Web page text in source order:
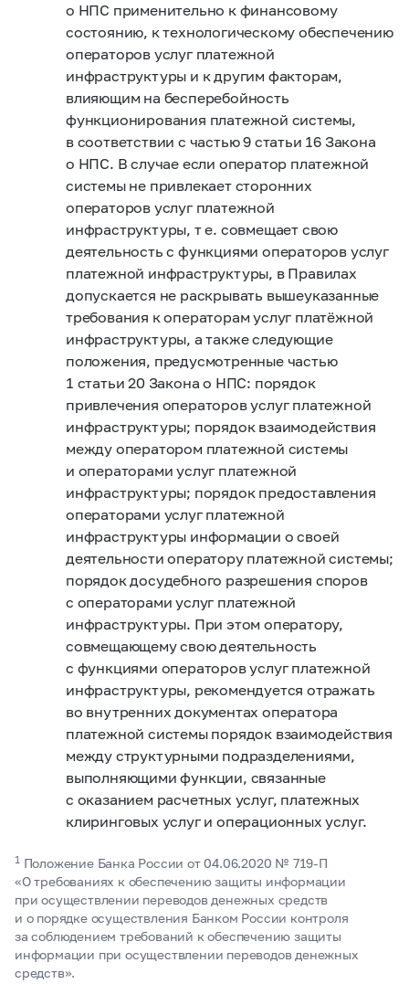
о НПС применительно к финансовому
состоянию, к технологическому обеспечению
операторов услуг платежной
инфраструктуры и к другим факторам,
влияющим на бесперебойность
функционирования платежной системы,
в соответствии с частью 9 статьи 16 Закона
о НПС. В случае если оператор платежной
системы не привлекает сторонних
операторов услуг платежной
инфраструктуры, т е. совмещает свою
деятельность с функциями операторов услуг
платежной инфраструктуры, в Правилах
допускается не раскрывать вышеуказанные
требования к операторам услуг платёжной
инфраструктуры, а также следующие
положения, предусмотренные частью
1 статьи 20 Закона о НПС: порядок
привлечения операторов услуг платежной
инфраструктуры; порядок взаимодействия
между оператором платежной системы
и операторами услуг платежной
инфраструктуры; порядок предоставления
операторами услуг платежной
инфраструктуры информации о своей
деятельности оператору платежной системы;
порядок досудебного разрешения споров
с операторами услуг платежной
инфраструктуры. При этом оператору,
совмещающему свою деятельность
с функциями операторов услуг платежной
инфраструктуры, рекомендуется отражать
во внутренних документах оператора
платежной системы порядок взаимодействия
между структурными подразделениями,
выполняющими функции, связанные
с оказанием расчетных услуг, платежных
клиринговых услуг и операционных услуг.
1Положение Банка России от 04.06.2020 № 719-П
«О требованиях к обеспечению защиты информации
при осуществлении переводов денежных средств
и о порядке осуществления Банком России контроля
за соблюдением требований к обеспечению защиты
информации при осуществлении переводов денежных
средств».